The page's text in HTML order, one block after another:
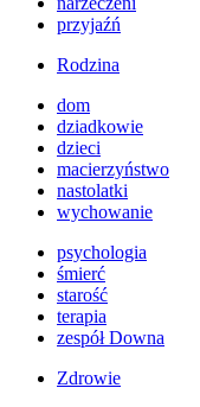
przyjaźń
Rodzina
dom
dziadkowie
dzieci
macierzyństwo
nastolatki
wychowanie
psychologia
śmierć
starość
terapia
zespół Downa
Zdrowie